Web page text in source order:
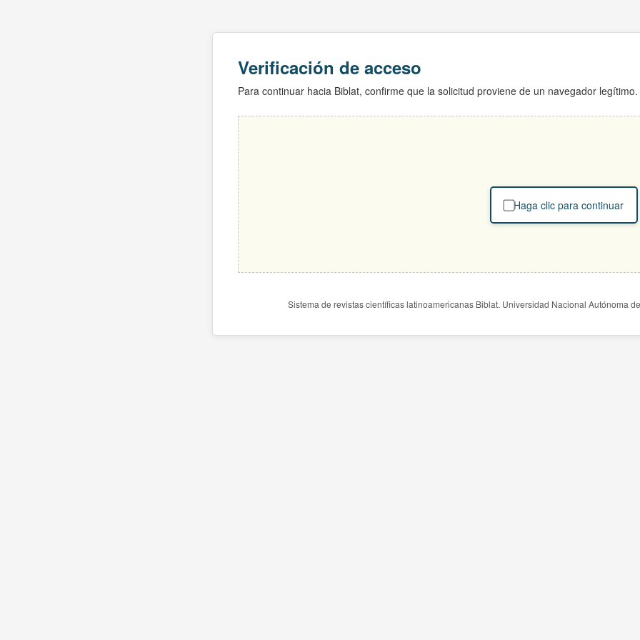
Verificación de acceso
Para continuar hacia Biblat, confirme que la solicitud proviene de un navegador legítimo.
Haga clic para continuar
Sistema de revistas científicas latinoamericanas Biblat. Universidad Nacional Autónoma